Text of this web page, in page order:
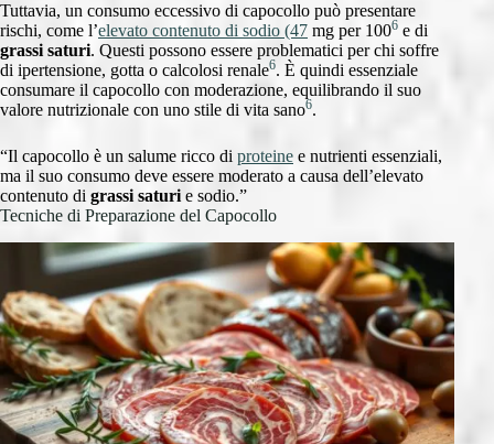
Tuttavia, un consumo eccessivo di capocollo può presentare
rischi, come l’elevato contenuto di sodio (47 mg per 1006 e di
grassi saturi. Questi possono essere problematici per chi soffre
di ipertensione, gotta o calcolosi renale6. È quindi essenziale
consumare il capocollo con moderazione, equilibrando il suo
valore nutrizionale con uno stile di vita sano6.
“Il capocollo è un salume ricco di proteine e nutrienti essenziali,
ma il suo consumo deve essere moderato a causa dell’elevato
contenuto di grassi saturie sodio.”
Tecniche di Preparazione del Capocollo